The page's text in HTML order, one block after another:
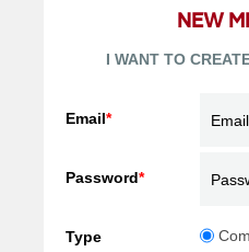
NEW
I WANT TO
Email*
Password*
Type